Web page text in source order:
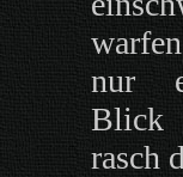
nur
Blick
rasch